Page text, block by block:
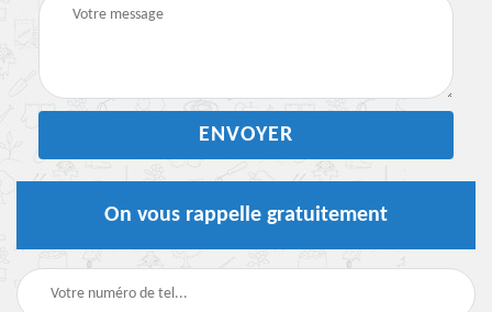
On vous rappelle gratuitement